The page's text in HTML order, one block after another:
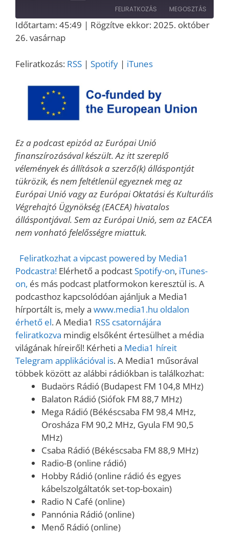
FELIRATKOZÁS MEGOSZTÁS
RSS
MEGOSZT
ÁS
LINK
Időtartam: 45:49 | Rögzítve ekkor: 2025. október
26. vasárnap
Feliratkozás: RSS | Spotify | iTunes
Ez a podcast epizód az Európai Unió
finanszírozásával készült. Az itt szereplő
vélemények és állítások a szerző(k) álláspontját
tükrözik, és nem feltétlenül egyeznek meg az
Európai Unió vagy az Európai Oktatási és Kulturális
Végrehajtó Ügynökség (EACEA) hivatalos
álláspontjával. Sem az Európai Unió, sem az EACEA
nem vonható felelősségre miattuk.
Feliratkozhat a vipcast powered by Media1
Podcastra! Elérhető a podcastSpotify-on, iTunes-
on, és más podcast platformokon keresztül is. A
podcasthoz kapcsolódóan ajánljuk a Media1
hírportált is, mely a www.media1.hu oldalon
érhető el. A Media1 RSS csatornájára
feliratkozva mindig elsőként értesülhet a média
világának híreiről! Kérheti a Media1 híreit
Telegram applikációval is. A Media1 műsorával
többek között az alábbi rádiókban is találkozhat:
Budaörs Rádió (Budapest FM 104,8 MHz)
Balaton Rádió (Siófok FM 88,7 MHz)
Mega Rádió (Békéscsaba FM 98,4 MHz,
Orosháza FM 90,2 MHz, Gyula FM 90,5
MHz)
Csaba Rádió (Békéscsaba FM 88,9 MHz)
Radio-B (online rádió)
Hobby Rádió (online rádió és egyes
kábelszolgáltatók set-top-boxain)
Radio N Café (online)
Pannónia Rádió (online)
Menő Rádió (online)